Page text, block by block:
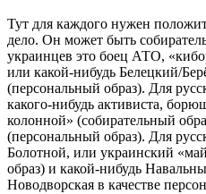
Тут для каждого нужен
дело. Он может быть
украинцев это боец АТО,
или какой-нибудь Белецкий/
(персональный образ). Для
какого-нибудь активиста,
колонной» (собирательный
(персональный образ). Для
Болотной, или украинский
образ) и какой-нибудь
Новодворская в качестве